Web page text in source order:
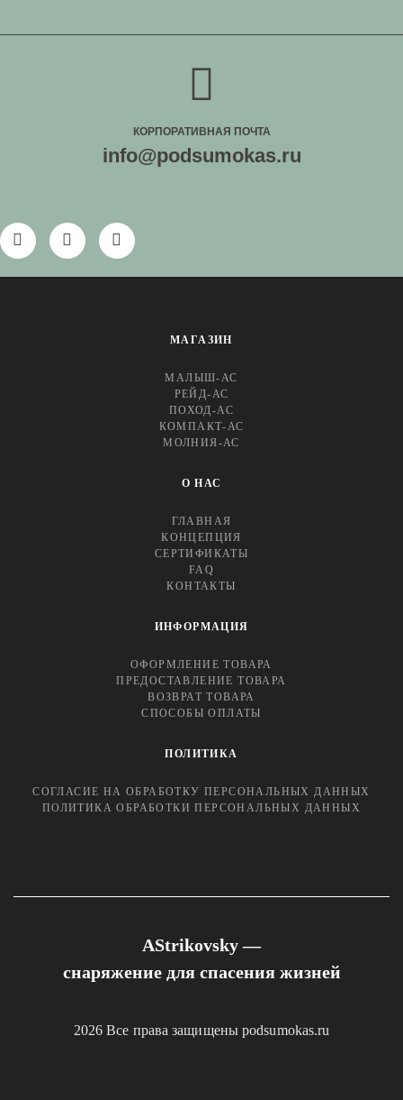
КОРПОРАТИВНАЯ ПОЧТА
info@podsumokas.ru
МАГАЗИН
МАЛЫШ-АС
РЕЙД-АС
ПОХОД-АС
КОМПАКТ-АС
МОЛНИЯ-АС
О НАС
ГЛАВНАЯ
КОНЦЕПЦИЯ
СЕРТИФИКАТЫ
FAQ
КОНТАКТЫ
ИНФОРМАЦИЯ
ОФОРМЛЕНИЕ ТОВАРА
ПРЕДОСТАВЛЕНИЕ ТОВАРА
ВОЗВРАТ ТОВАРА
СПОСОБЫ ОПЛАТЫ
ПОЛИТИКА
СОГЛАСИЕ НА ОБРАБОТКУ ПЕРСОНАЛЬНЫХ ДАННЫХ
ПОЛИТИКА ОБРАБОТКИ ПЕРСОНАЛЬНЫХ ДАННЫХ
AStrikovsky —
снаряжение для спасения жизней
2026 Все права защищены podsumokas.ru